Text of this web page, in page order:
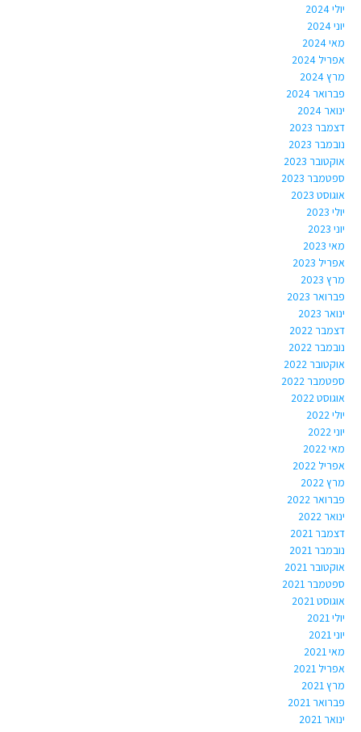
יולי 2024
יוני 2024
מאי 2024
אפריל 2024
מרץ 2024
פברואר 2024
ינואר 2024
דצמבר 2023
נובמבר 2023
אוקטובר 2023
ספטמבר 2023
אוגוסט 2023
יולי 2023
יוני 2023
מאי 2023
אפריל 2023
מרץ 2023
פברואר 2023
ינואר 2023
דצמבר 2022
נובמבר 2022
אוקטובר 2022
ספטמבר 2022
אוגוסט 2022
יולי 2022
יוני 2022
מאי 2022
אפריל 2022
מרץ 2022
פברואר 2022
ינואר 2022
דצמבר 2021
נובמבר 2021
אוקטובר 2021
ספטמבר 2021
אוגוסט 2021
יולי 2021
יוני 2021
מאי 2021
אפריל 2021
מרץ 2021
פברואר 2021
ינואר 2021